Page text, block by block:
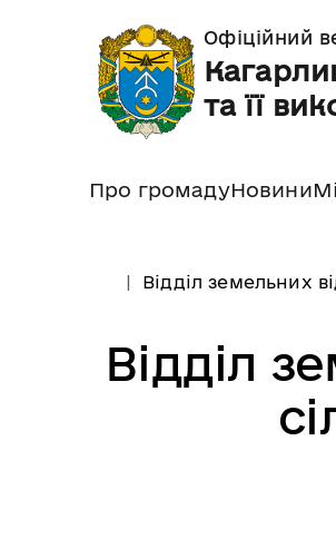
Офіційний
та її
Про громадуНовини
Відділ земельних
Відділ